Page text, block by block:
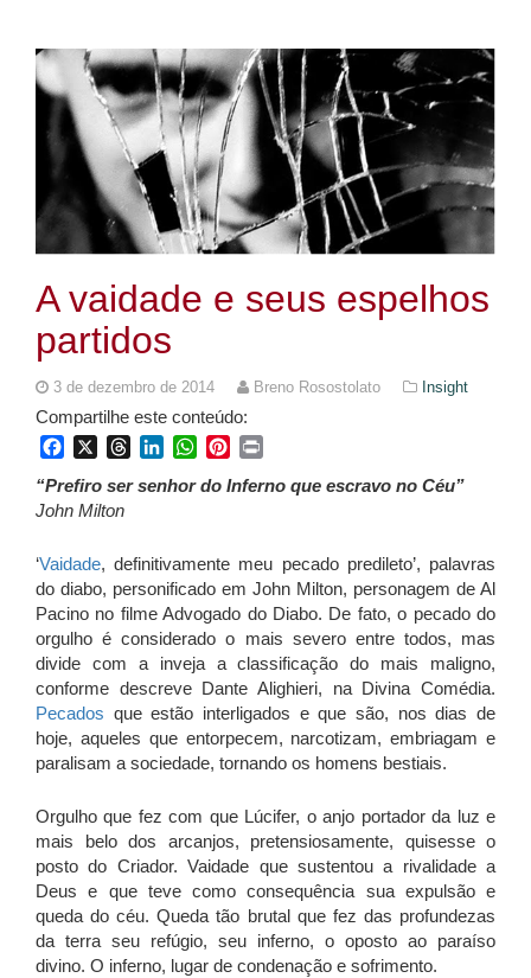
A vaidade e seus espelhos
partidos
3 de dezembro de 2014 Breno Rosostolato Insight
Compartilhe este conteúdo:
FacebookThreadsLinkedInWhatsApp
Pinterest
“Prefiro ser senhor do Inferno que escravo no Céu”
John Milton
‘Vaidade, definitivamente meu pecado predileto’, palavras
do diabo, personificado em John Milton, personagem de Al
Pacino no filme Advogado do Diabo. De fato, o pecado do
orgulho é considerado o mais severo entre todos, mas
divide com a inveja a classificação do mais maligno,
conforme descreve Dante Alighieri, na Divina Comédia.
Pecados que estão interligados e que são, nos dias de
hoje, aqueles que entorpecem, narcotizam, embriagam e
paralisam a sociedade, tornando os homens bestiais.
Orgulho que fez com que Lúcifer, o anjo portador da luz e
mais belo dos arcanjos, pretensiosamente, quisesse o
posto do Criador. Vaidade que sustentou a rivalidade a
Deus e que teve como consequência sua expulsão e
queda do céu. Queda tão brutal que fez das profundezas
da terra seu refúgio, seu inferno, o oposto ao paraíso
divino. O inferno, lugar de condenação e sofrimento.